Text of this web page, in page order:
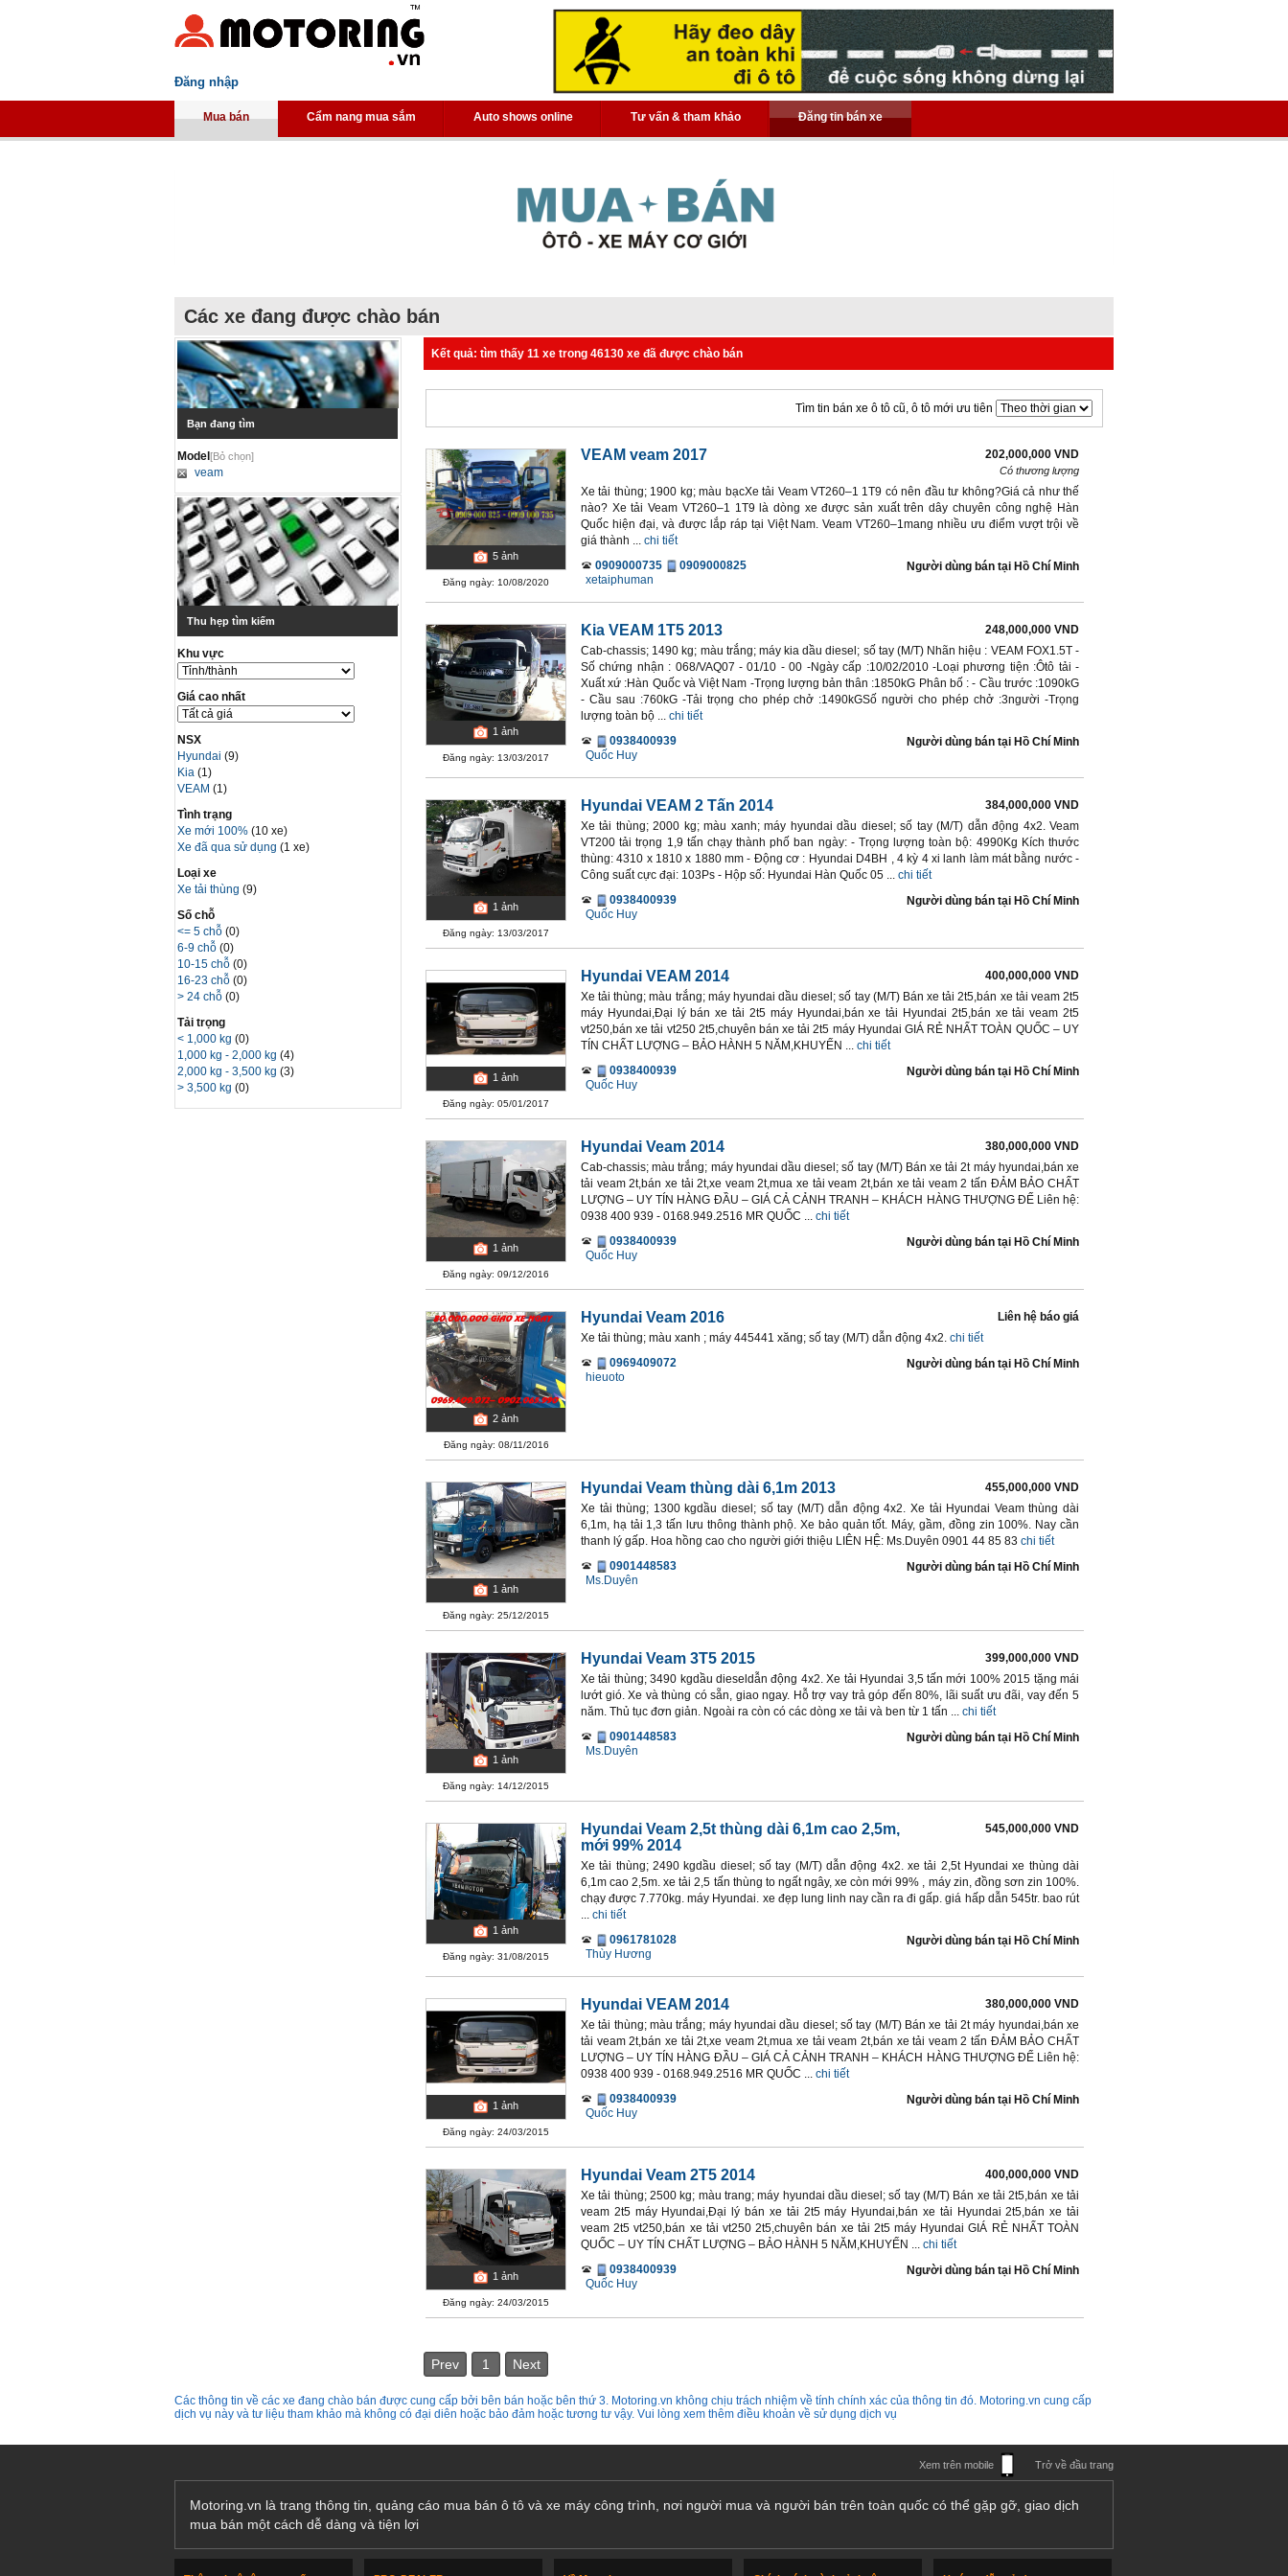
Đăng nhập
Mua bán Cẩm nang mua sắm Auto shows online Tư vấn & tham khảo Đăng tin bán xe
Các xe đang được chào bán
Bạn đang tìm
Model[Bỏ chọn]
veam
Thu hẹp tìm kiếm
Khu vực
Giá cao nhất
NSX
Hyundai(9)
Kia(1)
VEAM(1)
Tình trạng
Xe mới 100% (10 xe)
Xe đã qua sử dụng (1 xe)
Loại xe
Xe tải thùng(9)
Số chỗ
<= 5 chỗ(0)
6-9 chỗ(0)
10-15 chỗ(0)
16-23 chỗ(0)
> 24 chỗ(0)
Tải trọng
< 1,000 kg(0)
1,000 kg - 2,000 kg(4)
2,000 kg - 3,500 kg(3)
> 3,500 kg(0)
Kết quả: tìm thấy 11 xe trong 46130 xe đã được chào bán
Tìm tin bán xe ô tô cũ, ô tô mới ưu tiên
5 ảnh
Đăng ngày: 10/08/2020
VEAM veam 2017 202,000,000 VND
Có thương lượng
Xe tải thùng; 1900 kg; màu bạcXe tải Veam VT260–1 1T9 có nên đầu tư không?Giá cả như thế
nào? Xe tải Veam VT260–1 1T9 là dòng xe được sản xuất trên dây chuyên công nghệ Hàn
Quốc hiện đại, và được lắp ráp tại Việt Nam. Veam VT260–1mang nhiều ưu điểm vượt trội về
giá thành ... chi tiết
0909000735
0909000825
xetaiphuman
Người dùng bán tại Hồ Chí Minh
1 ảnh
Đăng ngày: 13/03/2017
Kia VEAM 1T5 2013
248,000,000 VND
Cab-chassis; 1490 kg; màu trắng; máy kia dầu diesel; số tay (M/T) Nhãn hiệu : VEAM FOX1.5T -
Số chứng nhận : 068/VAQ07 - 01/10 - 00 -Ngày cấp :10/02/2010 -Loại phương tiện :Ôtô tải -
Xuất xứ :Hàn Quốc và Việt Nam -Trọng lượng bản thân :1850kG Phân bố : - Cầu trước :1090kG
- Cầu sau :760kG -Tải trọng cho phép chở :1490kGSố người cho phép chở :3người -Trọng
lượng toàn bộ ... chi tiết
0938400939
Quốc Huy
Người dùng bán tại Hồ Chí Minh
1 ảnh
Đăng ngày: 13/03/2017
Hyundai VEAM 2 Tấn 2014
384,000,000 VND
Xe tải thùng; 2000 kg; màu xanh; máy hyundai dầu diesel; số tay (M/T) dẫn động 4x2. Veam
VT200 tải trọng 1,9 tấn chạy thành phố ban ngày: - Trọng lượng toàn bộ: 4990Kg Kích thước
thùng: 4310 x 1810 x 1880 mm - Động cơ : Hyundai D4BH , 4 kỳ 4 xi lanh làm mát bằng nước -
Công suất cực đại: 103Ps - Hộp số: Hyundai Hàn Quốc 05 ... chi tiết
0938400939
Quốc Huy
Người dùng bán tại Hồ Chí Minh
1 ảnh
Đăng ngày: 05/01/2017
Hyundai VEAM 2014
400,000,000 VND
Xe tải thùng; màu trắng; máy hyundai dầu diesel; số tay (M/T) Bán xe tải 2t5,bán xe tải veam 2t5
máy Hyundai,Đại lý bán xe tải 2t5 máy Hyundai,bán xe tải Hyundai 2t5,bán xe tải veam 2t5
vt250,bán xe tải vt250 2t5,chuyên bán xe tải 2t5 máy Hyundai GIÁ RẺ NHẤT TOÀN QUỐC – UY
TÍN CHẤT LƯỢNG – BẢO HÀNH 5 NĂM,KHUYẾN ... chi tiết
0938400939
Quốc Huy
Người dùng bán tại Hồ Chí Minh
1 ảnh
Đăng ngày: 09/12/2016
Hyundai Veam 2014
380,000,000 VND
Cab-chassis; màu trắng; máy hyundai dầu diesel; số tay (M/T) Bán xe tải 2t máy hyundai,bán xe
tải veam 2t,bán xe tải 2t,xe veam 2t,mua xe tải veam 2t,bán xe tải veam 2 tấn ĐẢM BẢO CHẤT
LƯỢNG – UY TÍN HÀNG ĐẦU – GIÁ CẢ CẢNH TRANH – KHÁCH HÀNG THƯỢNG ĐẾ Liên hệ:
0938 400 939 - 0168.949.2516 MR QUỐC ... chi tiết
0938400939
Quốc Huy
Người dùng bán tại Hồ Chí Minh
2 ảnh
Đăng ngày: 08/11/2016
Hyundai Veam 2016
Liên hệ báo giá
Xe tải thùng; màu xanh ; máy 445441 xăng; số tay (M/T) dẫn động 4x2. chi tiết
0969409072
hieuoto
Người dùng bán tại Hồ Chí Minh
1 ảnh
Đăng ngày: 25/12/2015
Hyundai Veam thùng dài 6,1m 2013
455,000,000 VND
Xe tải thùng; 1300 kgdầu diesel; số tay (M/T) dẫn động 4x2. Xe tải Hyundai Veam thùng dài
6,1m, hạ tải 1,3 tấn lưu thông thành phộ. Xe bảo quản tốt. Máy, gầm, đồng zin 100%. Nay cần
thanh lý gấp. Hoa hồng cao cho người giới thiệu LIÊN HỆ: Ms.Duyên 0901 44 85 83 chi tiết
0901448583
Ms.Duyên
Người dùng bán tại Hồ Chí Minh
1 ảnh
Đăng ngày: 14/12/2015
Hyundai Veam 3T5 2015
399,000,000 VND
Xe tải thùng; 3490 kgdầu dieseldẫn động 4x2. Xe tải Hyundai 3,5 tấn mới 100% 2015 tặng mái
lướt gió. Xe và thùng có sẵn, giao ngay. Hỗ trợ vay trả góp đến 80%, lãi suất ưu đãi, vay đến 5
năm. Thủ tục đơn giản. Ngoài ra còn có các dòng xe tải và ben từ 1 tấn ... chi tiết
0901448583
Ms.Duyên
Người dùng bán tại Hồ Chí Minh
1 ảnh
Đăng ngày: 31/08/2015
Hyundai Veam 2,5t thùng dài 6,1m cao 2,5m,
mới 99% 2014
545,000,000 VND
Xe tải thùng; 2490 kgdầu diesel; số tay (M/T) dẫn động 4x2. xe tải 2,5t Hyundai xe thùng dài
6,1m cao 2,5m. xe tải 2,5 tấn thùng to ngất ngây, xe còn mới 99% , máy zin, đồng sơn zin 100%.
chạy được 7.770kg. máy Hyundai. xe đẹp lung linh nay cần ra đi gấp. giá hấp dẫn 545tr. bao rút
... chi tiết
0961781028
Thùy Hương
Người dùng bán tại Hồ Chí Minh
1 ảnh
Đăng ngày: 24/03/2015
Hyundai VEAM 2014
380,000,000 VND
Xe tải thùng; màu trắng; máy hyundai dầu diesel; số tay (M/T) Bán xe tải 2t máy hyundai,bán xe
tải veam 2t,bán xe tải 2t,xe veam 2t,mua xe tải veam 2t,bán xe tải veam 2 tấn ĐẢM BẢO CHẤT
LƯỢNG – UY TÍN HÀNG ĐẦU – GIÁ CẢ CẢNH TRANH – KHÁCH HÀNG THƯỢNG ĐẾ Liên hệ:
0938 400 939 - 0168.949.2516 MR QUỐC ... chi tiết
0938400939
Quốc Huy
Người dùng bán tại Hồ Chí Minh
1 ảnh
Đăng ngày: 24/03/2015
Hyundai Veam 2T5 2014
400,000,000 VND
Xe tải thùng; 2500 kg; màu trang; máy hyundai dầu diesel; số tay (M/T) Bán xe tải 2t5,bán xe tải
veam 2t5 máy Hyundai,Đại lý bán xe tải 2t5 máy Hyundai,bán xe tải Hyundai 2t5,bán xe tải
veam 2t5 vt250,bán xe tải vt250 2t5,chuyên bán xe tải 2t5 máy Hyundai GIÁ RẺ NHẤT TOÀN
QUỐC – UY TÍN CHẤT LƯỢNG – BẢO HÀNH 5 NĂM,KHUYẾN ... chi tiết
0938400939
Quốc Huy
Người dùng bán tại Hồ Chí Minh
Prev 1 Next
Các thông tin về các xe đang chào bán được cung cấp bởi bên bán hoặc bên thứ 3. Motoring.vn không chịu trách nhiệm về tính chính xác của thông tin đó. Motoring.vn cung cấp
dịch vụ này và tư liệu tham khảo mà không có đại diên hoặc bảo đảm hoặc tương tư vậy. Vui lòng xem thêm điều khoản về sử dụng dịch vụ
Xem trên mobile Trở về đầu trang
Motoring.vn là trang thông tin, quảng cáo mua bán ô tô và xe máy công trình, nơi người mua và người bán trên toàn quốc có thể gặp gỡ, giao dịch
mua bán một cách dễ dàng và tiện lợi